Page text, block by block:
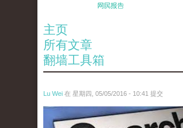
主页
所有文章
翻墙工具箱
Lu Wei 在 星期四, 05/05/2016 - 10:41 提交
wen_tou_tu_3.jpeg